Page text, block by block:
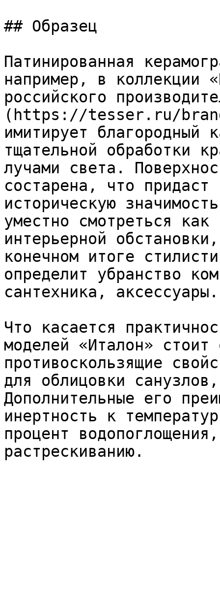
## Образец
Патинированная
например, в коллекции
российского
(https://tesser.ru/
имитирует благородный
тщательной обработки
лучами света.
состарена, что придаст
историческую
уместно смотреться как
интерьерной
конечном итоге
определит убранство
сантехника, аксессуары.
Что касается
моделей «Италон» стоит
противоскользящие
для облицовки
Дополнительные его
инертность к
процент
растрескиванию.